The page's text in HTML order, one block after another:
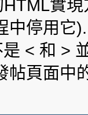
實
中停用它
< 和 >
帖頁面中